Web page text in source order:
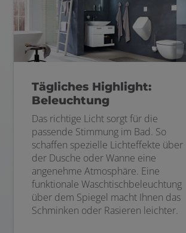
Tägliches Highlight:
Beleuchtung
Das richtige Licht sorgt für die
passende Stimmung im Bad. So
schaffen spezielle Lichteffekte über
der Dusche oder Wanne eine
angenehme Atmosphäre. Eine
funktionale Waschtischbeleuchtung
über dem Spiegel macht Ihnen das
Schminken oder Rasieren leichter.